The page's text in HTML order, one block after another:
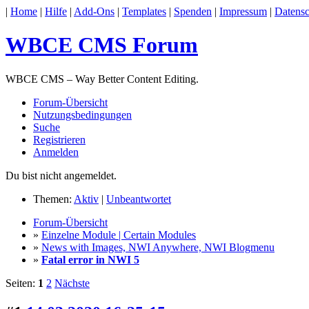
| Home | Hilfe | Add-Ons | Templates | Spenden | Impressum |
WBCE CMS Forum
WBCE CMS – Way Better Content Editing.
Forum-Übersicht
Nutzungsbedingungen
Suche
Registrieren
Anmelden
Du bist nicht angemeldet.
Themen: Aktiv | Unbeantwortet
Forum-Übersicht
» Einzelne Module | Certain Modules
» News with Images, NWI Anywhere, NWI Blogmenu
» Fatal error in NWI 5
Seiten: 1 2 Nächste